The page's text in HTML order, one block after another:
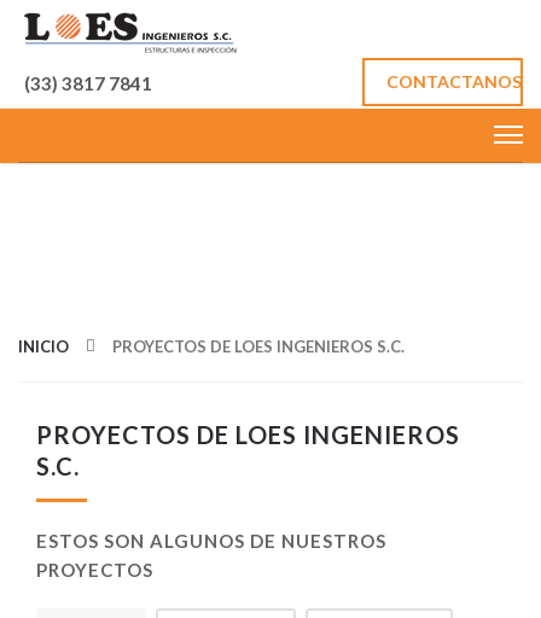
(33) 3817 7841 CONTACTANOS
INICIO PROYECTOS DE LOES INGENIEROS S.C.
PROYECTOS DE LOES INGENIEROS
S.C.
ESTOS SON ALGUNOS DE NUESTROS
PROYECTOS